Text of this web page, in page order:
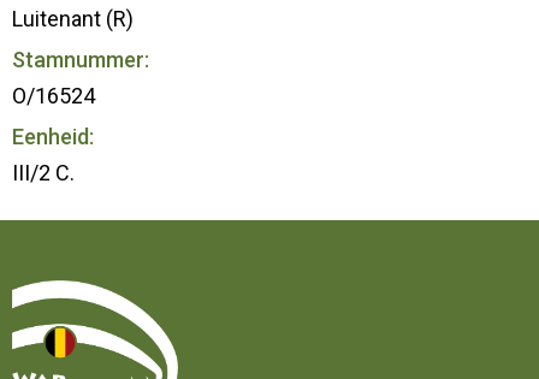
Luitenant (R)
Stamnummer:
O/16524
Eenheid:
III/2 C.